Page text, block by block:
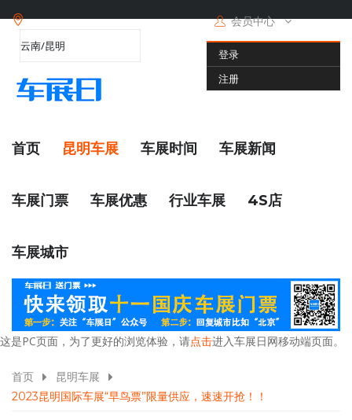
会员中心
登录
注册
首页 昆明车展 车展时间 车展新闻
车展门票 车展优惠 行业车展 4S店
车展城市
这是PC页面，为了更好的浏览体验，请点击进入车展日网移动端页面。
首页
昆明车展
2023昆明国际车展“早鸟票”限量供应，速速开抢！！